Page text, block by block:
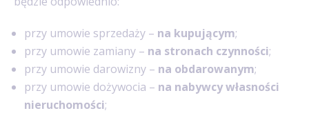
przy umowie sprzedaży – na kupującym;
przy umowie zamiany – na stronach czynności;
przy umowie darowizny – na obdarowanym;
przy umowie dożywocia – na nabywcy własności
nieruchomości;